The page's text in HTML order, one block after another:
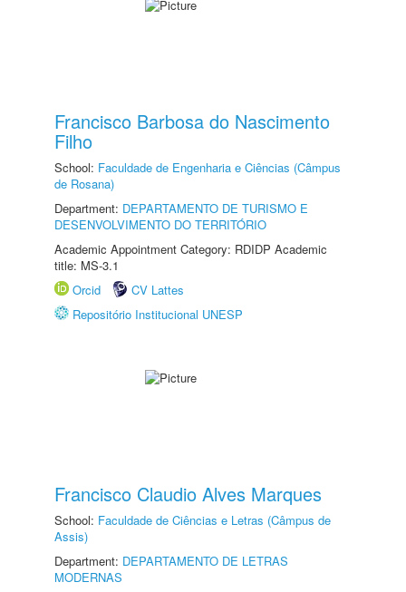
Francisco Barbosa do Nascimento
Filho
School: Faculdade de Engenharia e Ciências (Câmpus
de Rosana)
Department: DEPARTAMENTO DE TURISMO E
DESENVOLVIMENTO DO TERRITÓRIO
Academic Appointment Category: RDIDP Academic
title: MS-3.1
Orcid
CV Lattes
Repositório Institucional UNESP
Francisco Claudio Alves Marques
School: Faculdade de Ciências e Letras (Câmpus de
Assis)
Department: DEPARTAMENTO DE LETRAS
MODERNAS